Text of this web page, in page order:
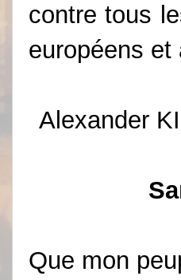
contre tous
européens et
Alexander
Que mon